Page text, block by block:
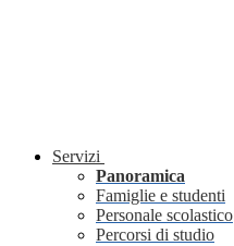
Servizi
Panoramica
Famiglie e studenti
Personale scolastico
Percorsi di studio